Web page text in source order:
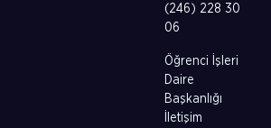
(246) 228 30
06
Öğrenci İşleri
Daire
Başkanlığı
İletişim